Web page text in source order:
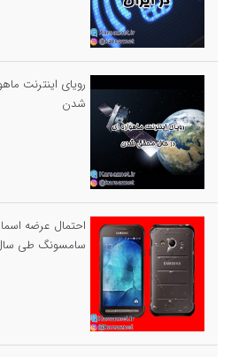
رویای اینترنت
شدن
احتمال عرضه
سامسونگ طی